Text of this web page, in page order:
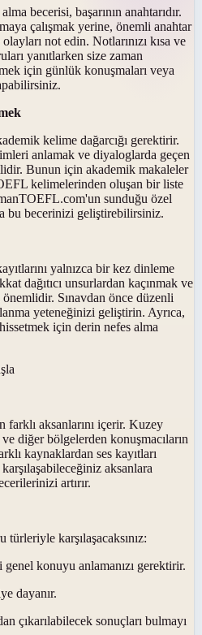
becerisi, başarının anahtarıdır.
çalışmak yerine, önemli anahtar
not edin. Notlarınızı kısa ve
yanıtlarken size zaman
için günlük konuşmaları veya
kelime dağarcığı gerektirir.
anlamak ve diyaloglarda geçen
Bunun için akademik makaleler
kelimelerinden oluşan bir liste
sunduğu özel
bu becerinizi geliştirebilirsiniz.
yalnızca bir kez dinleme
dağıtıcı unsurlardan kaçınmak ve
Sınavdan önce düzenli
yeteneğinizi geliştirin. Ayrıca,
için derin nefes alma
aksanlarını içerir. Kuzey
diğer bölgelerden konuşmacıların
kaynaklardan ses kayıtları
aksanlara
artırır.
karşılaşacaksınız:
genel konuyu anlamanızı gerektirir.
dayanır.
çıkarılabilecek sonuçları bulmayı